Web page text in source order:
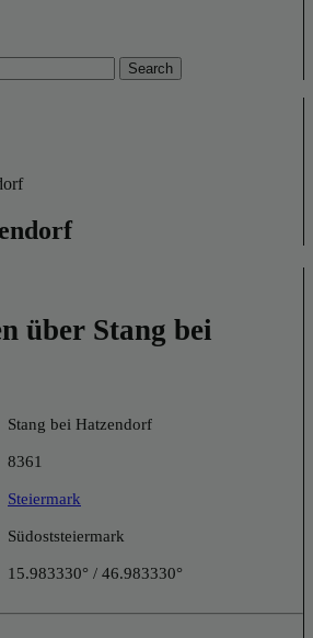
Search
über Stang bei
Stang bei Hatzendorf
8361
Steiermark
Südoststeiermark
15.983330° / 46.983330°